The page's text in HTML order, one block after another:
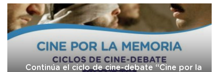
Continúa el ciclo de cine-debate “Cine por la